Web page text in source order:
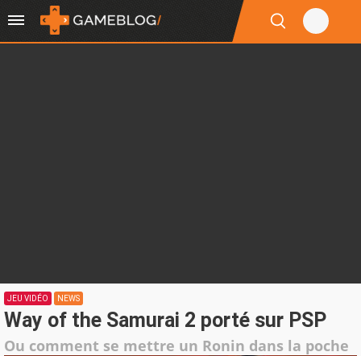
JEU VIDÉO NEWS
Way of the Samurai 2 porté sur PSP
Ou comment se mettre un Ronin dans la poche